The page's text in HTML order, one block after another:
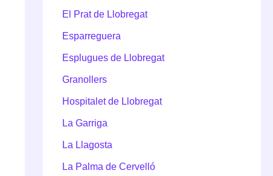
El Prat de Llobregat
Esparreguera
Esplugues de Llobregat
Granollers
Hospitalet de Llobregat
La Garriga
La Llagosta
La Palma de Cervelló